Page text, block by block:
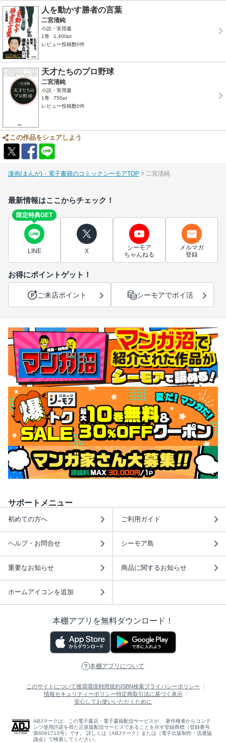
人を動かす勝者の言葉
二宮清純
小説・実用書
1巻
1,400pt
レビュー投稿数0件
天才たちのプロ野球
二宮清純
小説・実用書
1巻
750pt
レビュー投稿数0件
この作品をシェアしよう
漫画(まんが)・電子書籍のコミックシーモアTOP 二宮清純
最新情報はここからチェック！
限定特典GET
LINE X
シーモア
ちゃんねる
メルマガ
登録
お得にポイントゲット！
ご来店ポイント シーモアでポイ活
サポートメニュー
初めての方へ ご利用ガイド
ヘルプ・お問合せ シーモア島
重要なお知らせ 商品に関するお知らせ
ホームアイコンを追加
本棚アプリを無料ダウンロード！
本棚アプリについて
このサイトについて推奨環境利用規約 ISBN検索プライバシーポリシー
情報セキュリティーポリシー特定商取引法に基づく表示
安心してお使いいただくために
ABJマークは、この電子書店・電子書籍配信サービスが、 著作権者からコンテ
ンツ使用許諾を得た正規版配信サービスであることを示す登録商標（登録番号
第6091713号）です。 詳しくは［ABJマーク］または［電子出版制作・流通協
議会］で検索してください。